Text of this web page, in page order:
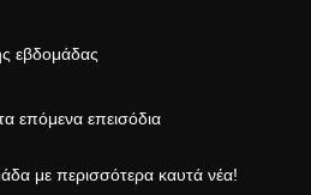
εβδομάδας
επόμενα επεισόδια
με περισσότερα καυτά νέα!